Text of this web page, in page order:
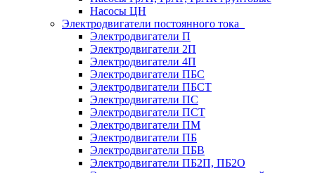
Насосы ЦН
Электродвигатели постоянного тока
Электродвигатели П
Электродвигатели 2П
Электродвигатели 4П
Электродвигатели ПБС
Электродвигатели ПБСТ
Электродвигатели ПС
Электродвигатели ПСТ
Электродвигатели ПМ
Электродвигатели ПБ
Электродвигатели ПБВ
Электродвигатели ПБ2П, ПБ2О